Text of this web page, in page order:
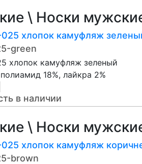
\ Носки
хлопок камуфляж
green
хлопок камуфляж зеленый
18%, лайкра 2%
в наличии
\ Носки
хлопок камуфляж
brown